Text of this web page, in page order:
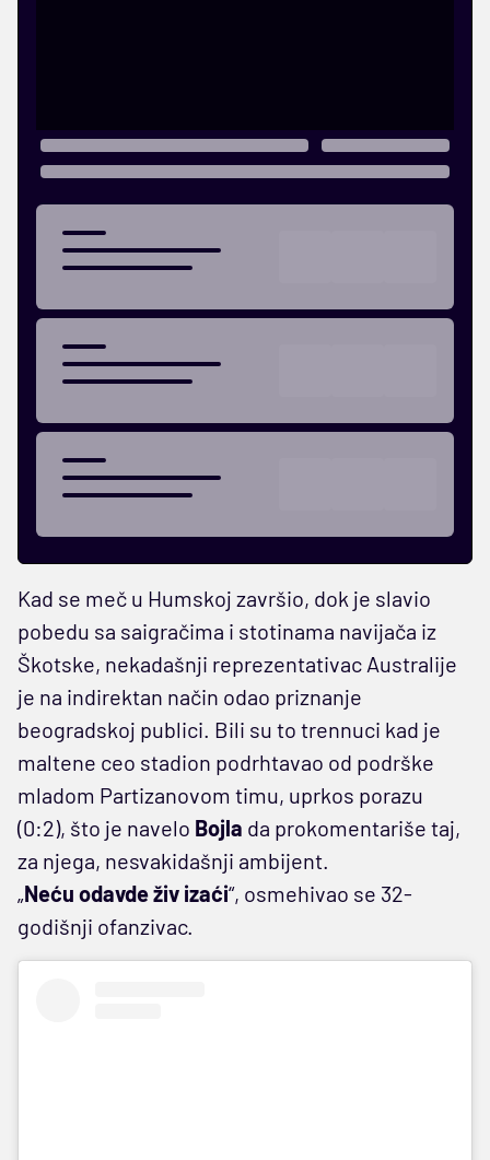
Kad se meč u Humskoj završio, dok je slavio
pobedu sa saigračima i stotinama navijača iz
Škotske, nekadašnji reprezentativac Australije
je na indirektan način odao priznanje
beogradskoj publici. Bili su to trennuci kad je
maltene ceo stadion podrhtavao od podrške
mladom Partizanovom timu, uprkos porazu
(0:2), što je navelo Bojla da prokomentariše taj,
za njega, nesvakidašnji ambijent.
„Neću odavde živ izaći“, osmehivao se 32-
godišnji ofanzivac.